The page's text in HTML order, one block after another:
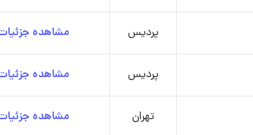
پردیس مشاهده
پردیس مشاهده
تهران مشاهده